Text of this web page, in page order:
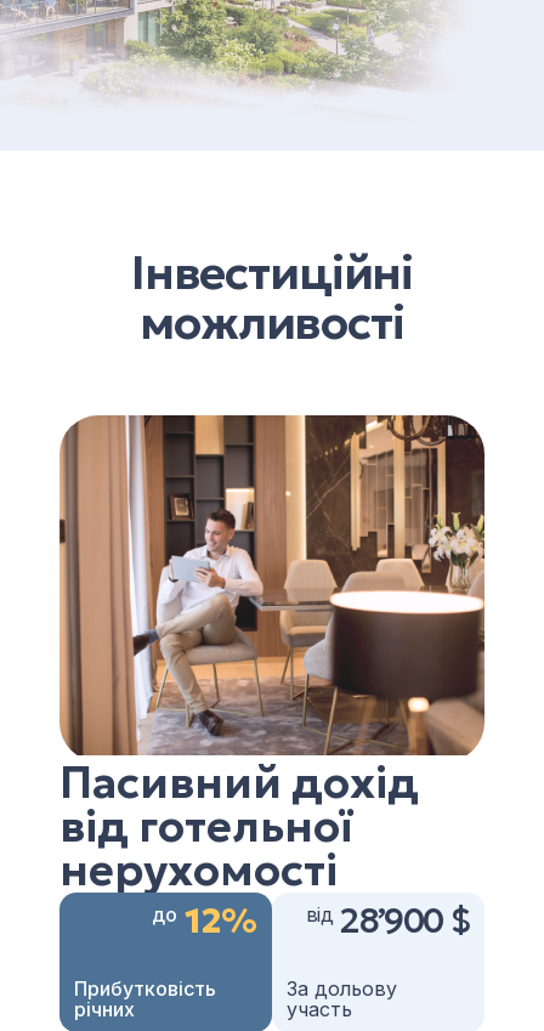
Інвестиційні
можливості
Пасивний дохід
від готельної
нерухомості
до 12%
Прибутковість
річних
від 28’900 $
За дольову
участь